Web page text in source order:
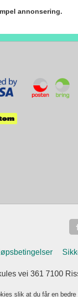
annonsering.
vei 361 7100
slik at du får en